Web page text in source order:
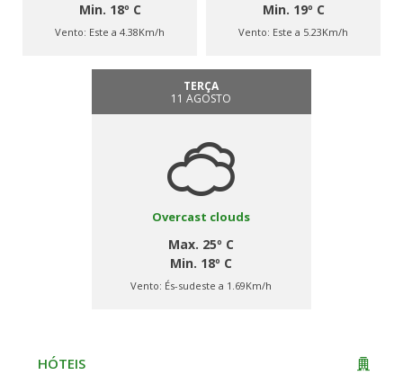
Min. 18º C
Vento: Este a 4.38Km/h
Min. 19º C
Vento: Este a 5.23Km/h
TERÇA
11 AGOSTO
Overcast clouds
Max. 25º C
Min. 18º C
Vento: És-sudeste a 1.69Km/h
HÓTEIS